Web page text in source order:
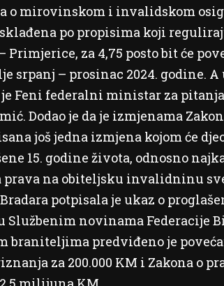
o mirovinskom i invalidskom
po propisima koji
Primjerice, za 4,75 posto bit će
– prosinac 2024. godine. A
je Feni federalni ministar za
Dodao je da je izmjenama
još jedna izmjena kojom će
15. godine života, odnosno
na obiteljsku invalidninu
potpisala je ukaz o
Službenim novinama Federacije
braniteljima predviđeno je
za 200.000 KM i Zakona o